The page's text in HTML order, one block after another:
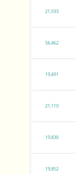
21,593
56,462
19,491
21,110
19,830
19,852